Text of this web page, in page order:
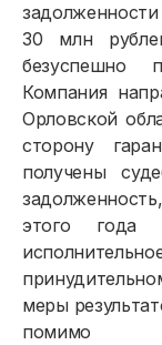
30 млн
безуспешно
Компания
Орловской
сторону
получены
этого года
меры
помимо